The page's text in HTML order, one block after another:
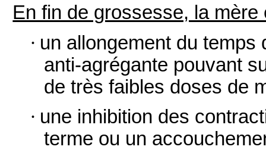
En fin de grossesse, la
· un allongement du temps
anti-agrégante pouvant
de très faibles doses de
· une inhibition des
terme ou un